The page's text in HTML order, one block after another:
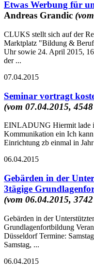
Etwas Werbung für
Andreas Grandic
CLUKS stellt sich auf der
Marktplatz "Bildung &
Uhr sowie 24. April 2015,
der ...
07.04.2015
Seminar vortragt
(vom 07.04.2015,
EINLADUNG Hiermit lade
Kommunikation ein Ich
Einrichtung zb einmal in
06.04.2015
Gebärden in der
3tägige
(vom 06.04.2015,
Gebärden in der
Grundlagenfortbildung
Düsseldorf Termine:
Samstag, ...
06.04.2015